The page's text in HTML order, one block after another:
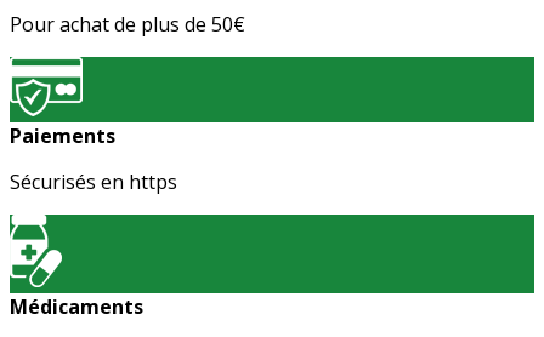
Pour achat de plus de 50€
Paiements
Sécurisés en https
Médicaments